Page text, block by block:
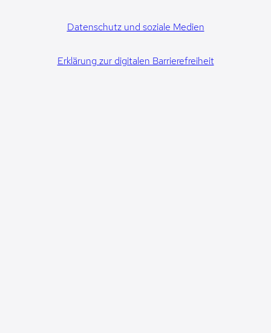
Datenschutz und soziale Medien
Erklärung zur digitalen Barrierefreiheit